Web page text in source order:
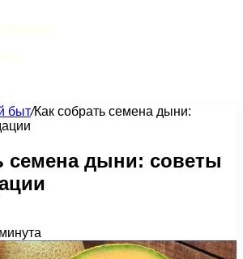
быт/Как собрать семена дыни:
семена дыни: советы